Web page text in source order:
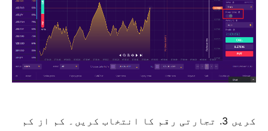
کریں 3. تجارتی رقم کا انتخاب کریں۔
کم از کم